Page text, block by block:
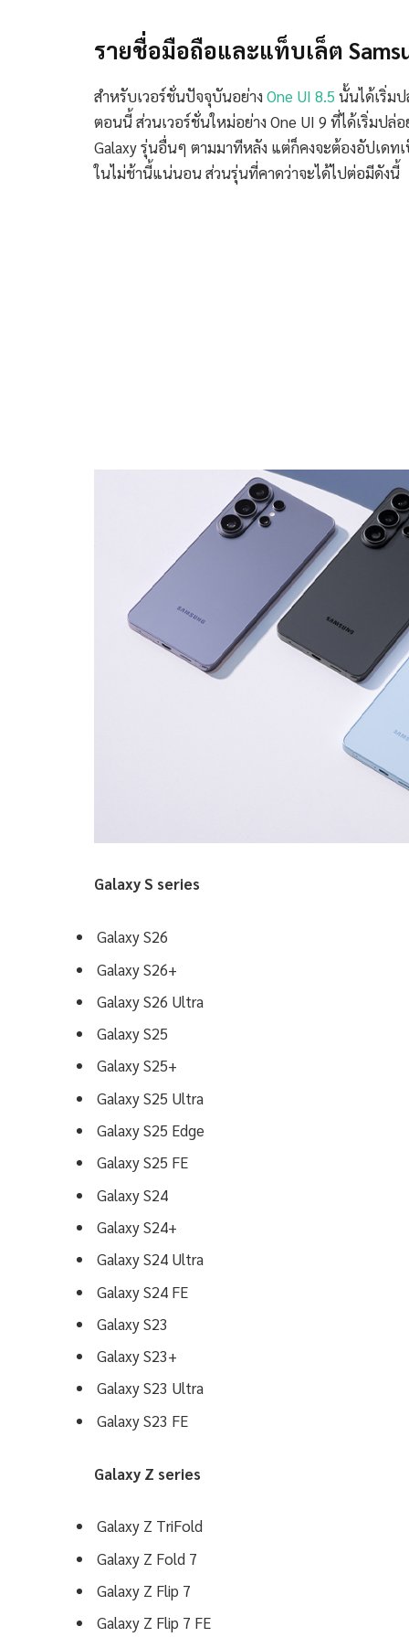
รายชื่อมือถือและแท็บเล็ต
สำหรับเวอร์ชั่นปัจจุบันอย่าง One UI 8.5 นั้นได้เริ่ม
ตอนนี้ ส่วนเวอร์ชั่นใหม่อย่าง One UI 9 ที่ได้เริ่มปล่
Galaxy รุ่นอื่นๆ ตามมาทีหลัง แต่ก็คงจะต้องอัปเด
ในไม่ช้านี้แน่นอน ส่วนรุ่นที่คาดว่าจะได้ไปต่อมีดังนี้
Galaxy S series
Galaxy S26
Galaxy S26+
Galaxy S26 Ultra
Galaxy S25
Galaxy S25+
Galaxy S25 Ultra
Galaxy S25 Edge
Galaxy S25 FE
Galaxy S24
Galaxy S24+
Galaxy S24 Ultra
Galaxy S24 FE
Galaxy S23
Galaxy S23+
Galaxy S23 Ultra
Galaxy S23 FE
Galaxy Z series
Galaxy Z TriFold
Galaxy Z Fold 7
Galaxy Z Flip 7
Galaxy Z Flip 7 FE